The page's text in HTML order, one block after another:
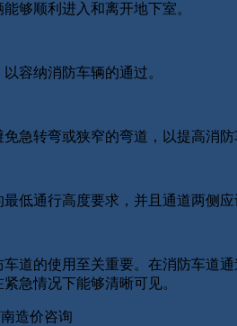
顺利进入和离开地下室。
容纳消防车辆的通过。
转弯或狭窄的弯道，以提高消防
通行高度要求，并且通道两侧应
道的使用至关重要。在消防车道
急情况下能够清晰可见。
造价咨询